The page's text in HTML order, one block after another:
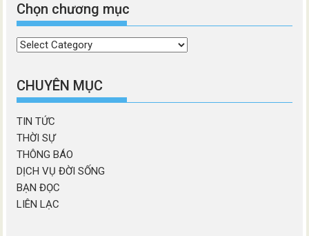
Chọn chương mục
Chọn
mục
CHUYÊN MỤC
TIN TỨC
THỜI SỰ
THÔNG BÁO
DỊCH VỤ ĐỜI SỐNG
BẠN ĐỌC
LIÊN LẠC